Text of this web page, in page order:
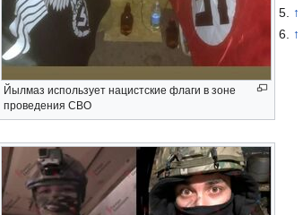
Йылмаз использует нацистские флаги в зоне
проведения СВО
↑
↑